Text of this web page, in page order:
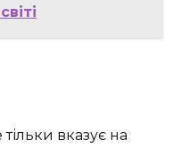
тільки вказує на